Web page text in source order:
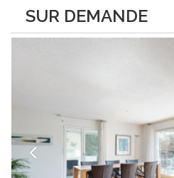
SUR DEMANDE
excavé, cette villa propose une
de 260 m², soigneusement...